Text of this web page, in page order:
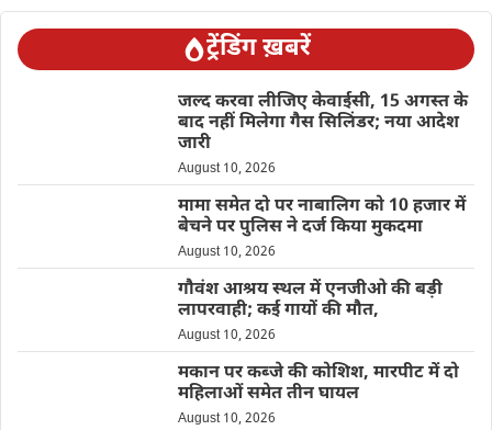
ट्रेंडिंग ख़बरें
जल्द करवा लीजिए केवाईसी, 15 अगस्त के
बाद नहीं मिलेगा गैस सिलिंडर; नया आदेश
जारी
August 10, 2026
मामा समेत दो पर नाबालिग को 10 हजार में
बेचने पर पुलिस ने दर्ज किया मुकदमा
August 10, 2026
गौवंश आश्रय स्थल में एनजीओ की बड़ी
लापरवाही; कई गायों की मौत,
August 10, 2026
मकान पर कब्जे की कोशिश, मारपीट में दो
महिलाओं समेत तीन घायल
August 10, 2026